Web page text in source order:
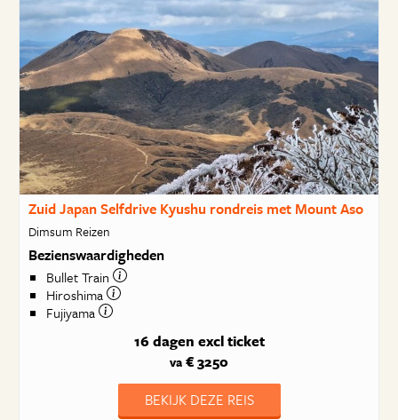
Zuid Japan Selfdrive Kyushu rondreis met Mount Aso
Dimsum Reizen
Bezienswaardigheden
Bullet Train
Hiroshima
Fujiyama
16 dagen excl ticket
va € 3250
BEKIJK DEZE REIS